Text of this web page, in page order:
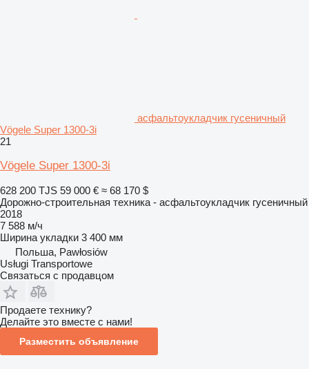
асфальтоукладчик гусеничный
Vögele Super 1300-3i
21
Vögele Super 1300-3i
628 200 TJS 59 000 € ≈ 68 170 $
Дорожно-строительная техника - асфальтоукладчик гусеничный
2018
7 588 м/ч
Ширина укладки 3 400 мм
Польша, Pawłosiów
Usługi Transportowe
Связаться с продавцом
Продаете технику?
Делайте это вместе с нами!
Разместить объявление